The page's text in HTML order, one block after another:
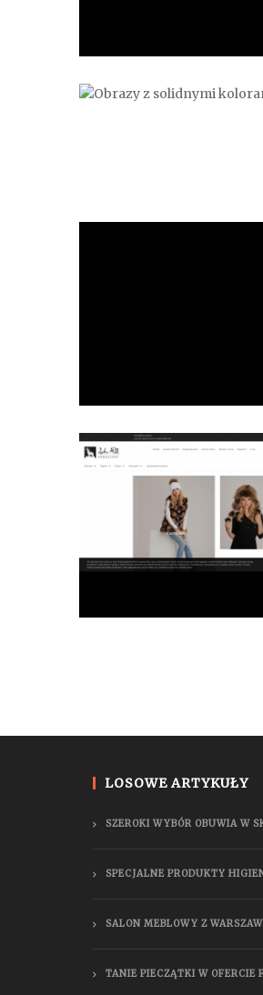
LOSOWE ARTYKUŁY
SZEROKI WYBÓR OBUWIA W
SPECJALNE PRODUKTY
SALON MEBLOWY Z
TANIE PIECZĄTKI W OFERCIE